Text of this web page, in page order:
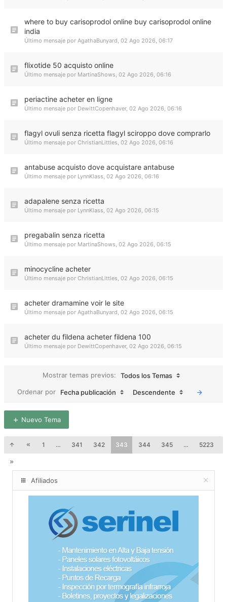
where to buy carisoprodol online buy carisoprodol online
india
Último mensaje por AgathaBunyard, 02 Ago 2026, 06:17
flixotide 50 acquisto online
Último mensaje por MartinaShows, 02 Ago 2026, 06:16
periactine acheter en ligne
Último mensaje por DewittCopenhaver, 02 Ago 2026, 06:16
flagyl ovuli senza ricetta flagyl sciroppo dove comprarlo
Último mensaje por ChristianLittles, 02 Ago 2026, 06:16
antabuse acquisto dove acquistare antabuse
Último mensaje por LynnKlass, 02 Ago 2026, 06:16
adapalene senza ricetta
Último mensaje por LynnKlass, 02 Ago 2026, 06:15
pregabalin senza ricetta
Último mensaje por MartinaShows, 02 Ago 2026, 06:15
minocycline acheter
Último mensaje por ChristianLittles, 02 Ago 2026, 06:15
acheter dramamine voir le site
Último mensaje por AgathaBunyard, 02 Ago 2026, 06:15
acheter du fildena acheter fildena 100
Último mensaje por DewittCopenhaver, 02 Ago 2026, 06:15
Mostrar temas previos:
Todos los Temas
Ordenar por
Fecha publicación Descendente
Nuevo Tema
1 … 341 342 343 344 345 … 5223
Afiliados